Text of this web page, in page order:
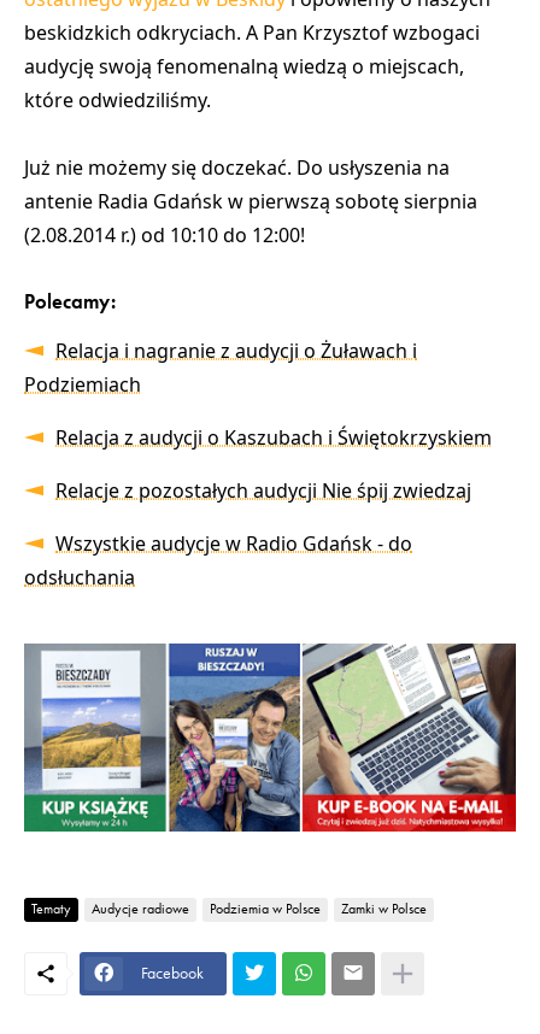
beskidzkich odkryciach. A Pan Krzysztof wzbogaci
audycję swoją fenomenalną wiedzą o miejscach,
które odwiedziliśmy.
Już nie możemy się doczekać. Do usłyszenia na
antenie Radia Gdańsk w pierwszą sobotę sierpnia
(2.08.2014 r.) od 10:10 do 12:00!
Polecamy:
Relacja i nagranie z audycji o Żuławach i
Podziemiach
Relacja z audycji o Kaszubach i Świętokrzyskiem
Relacje z pozostałych audycji Nie śpij zwiedzaj
Wszystkie audycje w Radio Gdańsk - do
odsłuchania
Tematy Audycje radiowe Podziemia w Polsce Zamki w Polsce
Facebook